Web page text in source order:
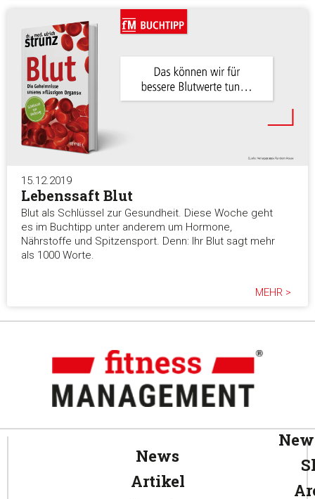
15.12.2019
Lebenssaft Blut
Blut als Schlüssel zur Gesundheit. Diese Woche geht
es im Buchtipp unter anderem um Hormone,
Nährstoffe und Spitzensport. Denn: Ihr Blut sagt mehr
als 1000 Worte.
MEHR >
News
Artikel